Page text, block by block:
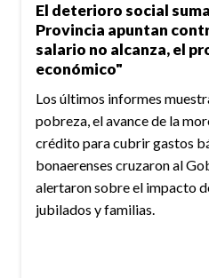
El deterioro social
Provincia apuntan
salario no alcanza, el
económico"
Los últimos informes
pobreza, el avance de la
crédito para cubrir gastos
bonaerenses cruzaron al
alertaron sobre el impacto
jubilados y familias.